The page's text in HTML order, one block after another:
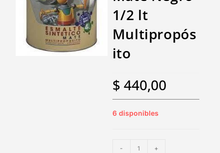
1/2 lt
Multipropós
ito
$ 440,00
6 disponibles
- +